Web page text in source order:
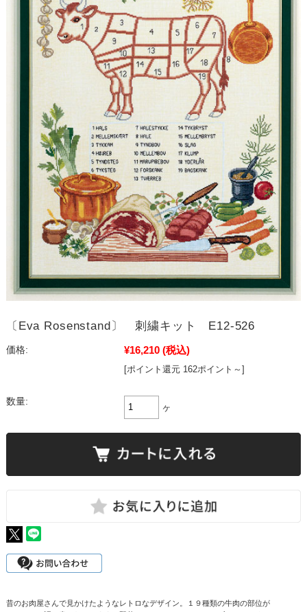
〔Eva Rosenstand〕 刺繍キット E12-526
価格: ¥16,210 (税込)
[ポイント還元 162ポイント～]
数量:
ヶ
昔のお肉屋さんで見かけたようなレトロなデザイン。１９種類の牛肉の部位が